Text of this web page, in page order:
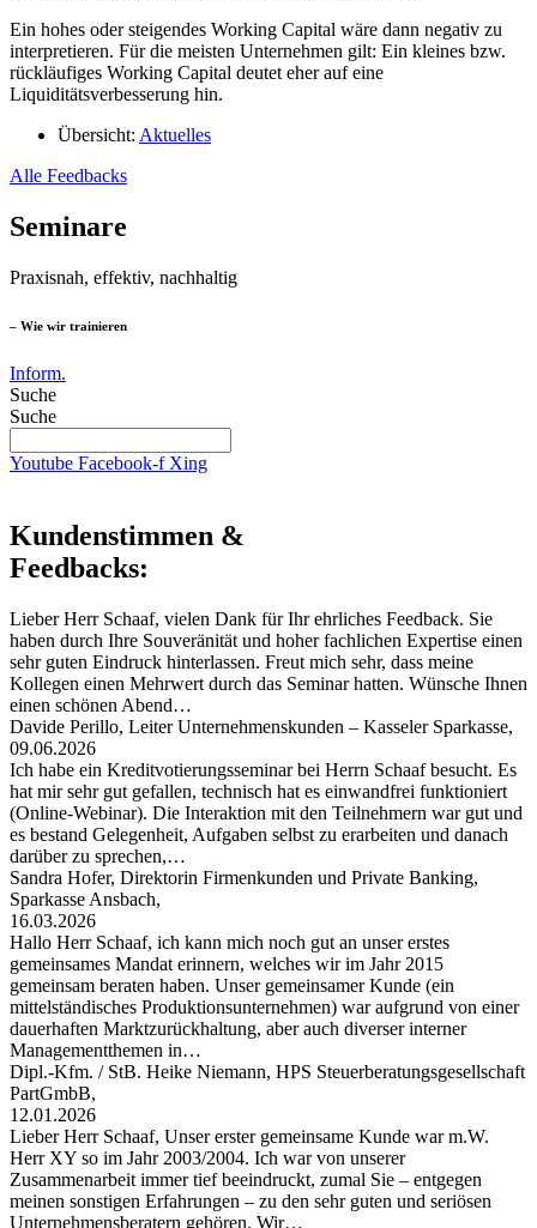
Ein hohes oder steigendes Working Capital wäre dann negativ zu
interpretieren. Für die meisten Unternehmen gilt: Ein kleines bzw.
rückläufiges Working Capital deutet eher auf eine
Liquiditätsverbesserung hin.
Übersicht: Aktuelles
Alle Feedbacks
Seminare
Praxisnah, effektiv, nachhaltig
– Wie wir trainieren
Inform.
Suche
Suche
Youtube Facebook-f Xing
Kundenstimmen &
Feedbacks:
Lieber Herr Schaaf, vielen Dank für Ihr ehrliches Feedback. Sie
haben durch Ihre Souveränität und hoher fachlichen Expertise einen
sehr guten Eindruck hinterlassen. Freut mich sehr, dass meine
Kollegen einen Mehrwert durch das Seminar hatten. Wünsche Ihnen
einen schönen Abend…
Davide Perillo, Leiter Unternehmenskunden – Kasseler Sparkasse,
09.06.2026
Ich habe ein Kreditvotierungsseminar bei Herrn Schaaf besucht. Es
hat mir sehr gut gefallen, technisch hat es einwandfrei funktioniert
(Online-Webinar). Die Interaktion mit den Teilnehmern war gut und
es bestand Gelegenheit, Aufgaben selbst zu erarbeiten und danach
darüber zu sprechen,…
Sandra Hofer, Direktorin Firmenkunden und Private Banking,
Sparkasse Ansbach,
16.03.2026
Hallo Herr Schaaf, ich kann mich noch gut an unser erstes
gemeinsames Mandat erinnern, welches wir im Jahr 2015
gemeinsam beraten haben. Unser gemeinsamer Kunde (ein
mittelständisches Produktionsunternehmen) war aufgrund von einer
dauerhaften Marktzurückhaltung, aber auch diverser interner
Managementthemen in…
Dipl.-Kfm. / StB. Heike Niemann, HPS Steuerberatungsgesellschaft
PartGmbB,
12.01.2026
Lieber Herr Schaaf, Unser erster gemeinsame Kunde war m.W.
Herr XY so im Jahr 2003/2004. Ich war von unserer
Zusammenarbeit immer tief beeindruckt, zumal Sie – entgegen
meinen sonstigen Erfahrungen – zu den sehr guten und seriösen
Unternehmensberatern gehören. Wir…